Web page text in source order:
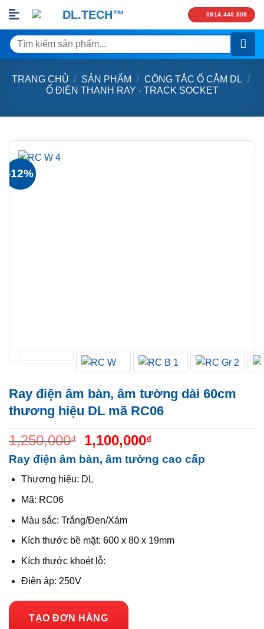
Skip
content
0914.440.809
Tìm
kiếm:
TRANG CHỦ / SẢN PHẨM / CÔNG TẮC Ổ CẮM DL /
Ổ ĐIỆN THANH RAY - TRACK SOCKET
-12%
Ray điện âm bàn, âm tường dài 60cm
thương hiệu DL mã RC06
1,250,000₫ Giá
gốc
là:
1,250,000₫.
1,100,000₫Giá
tại
là:
Ray điện âm bàn, âm tường cao cấp
Thương hiệu: DL
Mã: RC06
Màu sắc: Trắng/Đen/Xám
Kích thước bề mặt: 600 x 80 x 19mm
Kích thước khoét lỗ:
Điện áp: 250V
TẠO ĐƠN HÀNG